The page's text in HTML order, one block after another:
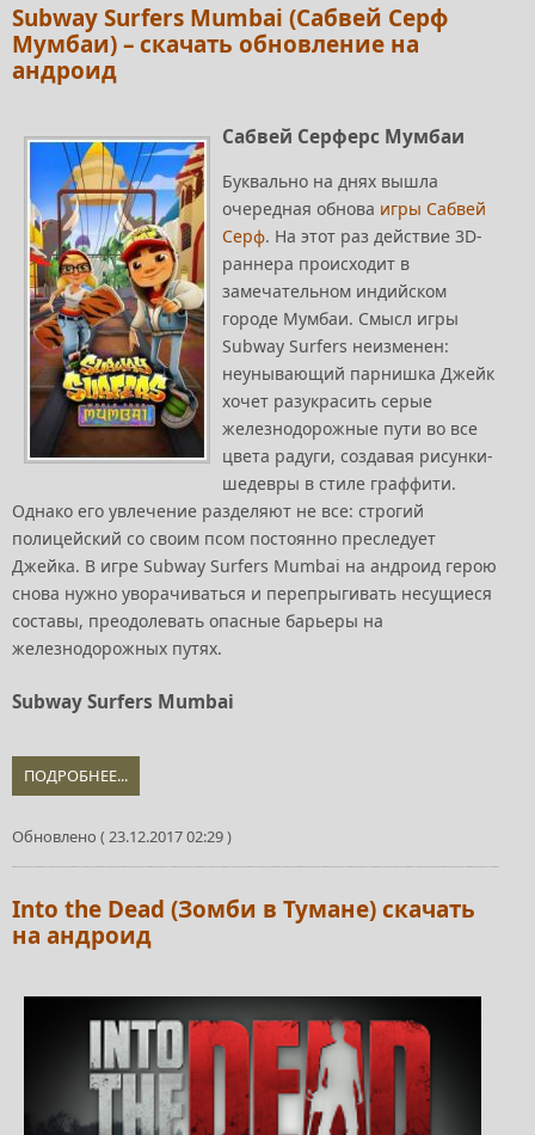
Subway Surfers Mumbai (Сабвей Серф
Мумбаи) – скачать обновление на
андроид
Сабвей Серферс Мумбаи
Буквально на днях вышла
очередная обнова игры Сабвей
Серф. На этот раз действие 3D-
раннера происходит в
замечательном индийском
городе Мумбаи. Смысл игры
Subway Surfers неизменен:
неунывающий парнишка Джейк
хочет разукрасить серые
железнодорожные пути во все
цвета радуги, создавая рисунки-
шедевры в стиле граффити.
Однако его увлечение разделяют не все: строгий
полицейский со своим псом постоянно преследует
Джейка. В игре Subway Surfers Mumbai на андроид герою
снова нужно уворачиваться и перепрыгивать несущиеся
составы, преодолевать опасные барьеры на
железнодорожных путях.
Subway Surfers Mumbai
ПОДРОБНЕЕ...
Обновлено ( 23.12.2017 02:29 )
Into the Dead (Зомби в Тумане) скачать
на андроид